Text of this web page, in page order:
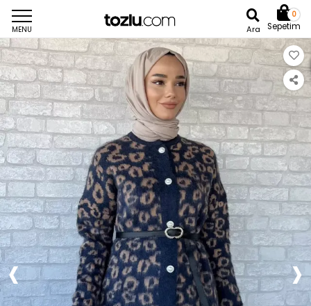
MENU Ara
0
Sepetim